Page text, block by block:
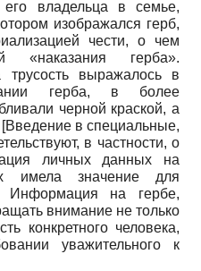
владельца в семье,
изображался герб,
чести, о чем
«наказания герба».
трусость выражалось в
герба, в более
черной краской, а
[Введение в специальные,
в частности, о
личных данных на
имела значение для
Информация на гербе,
внимание не только
конкретного человека,
уважительного к